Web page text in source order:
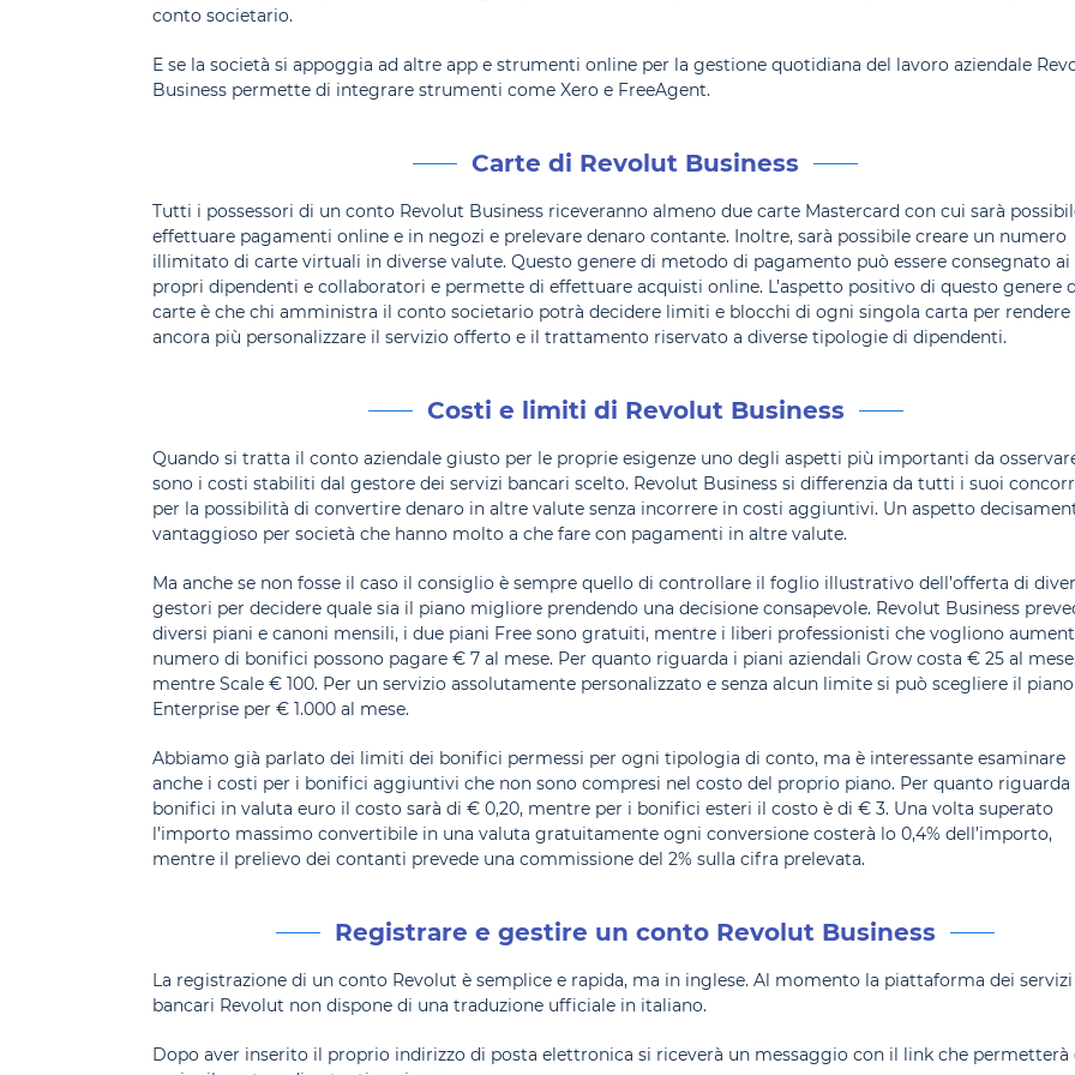
conto societario.
E se la società si appoggia ad altre app e strumenti online per la gestione quotidiana del lavoro aziendale
Business permette di integrare strumenti come Xero e FreeAgent.
Carte di Revolut Business
Tutti i possessori di un conto Revolut Business riceveranno almeno due carte Mastercard con cui sarà
effettuare pagamenti online e in negozi e prelevare denaro contante. Inoltre, sarà possibile creare un numero
illimitato di carte virtuali in diverse valute. Questo genere di metodo di pagamento può essere consegnato ai
propri dipendenti e collaboratori e permette di effettuare acquisti online. L’aspetto positivo di questo genere
carte è che chi amministra il conto societario potrà decidere limiti e blocchi di ogni singola carta per rendere
ancora più personalizzare il servizio offerto e il trattamento riservato a diverse tipologie di dipendenti.
Costi e limiti di Revolut Business
Quando si tratta il conto aziendale giusto per le proprie esigenze uno degli aspetti più importanti da
sono i costi stabiliti dal gestore dei servizi bancari scelto. Revolut Business si differenzia da tutti i suoi
per la possibilità di convertire denaro in altre valute senza incorrere in costi aggiuntivi. Un aspetto
vantaggioso per società che hanno molto a che fare con pagamenti in altre valute.
Ma anche se non fosse il caso il consiglio è sempre quello di controllare il foglio illustrativo dell’offerta di
gestori per decidere quale sia il piano migliore prendendo una decisione consapevole. Revolut Business
diversi piani e canoni mensili, i due piani Free sono gratuiti, mentre i liberi professionisti che vogliono
numero di bonifici possono pagare € 7 al mese. Per quanto riguarda i piani aziendali Grow costa € 25 al
mentre Scale € 100. Per un servizio assolutamente personalizzato e senza alcun limite si può scegliere il piano
Enterprise per € 1.000 al mese.
Abbiamo già parlato dei limiti dei bonifici permessi per ogni tipologia di conto, ma è interessante esaminare
anche i costi per i bonifici aggiuntivi che non sono compresi nel costo del proprio piano. Per quanto riguarda
bonifici in valuta euro il costo sarà di € 0,20, mentre per i bonifici esteri il costo è di € 3. Una volta superato
l’importo massimo convertibile in una valuta gratuitamente ogni conversione costerà lo 0,4% dell’importo,
mentre il prelievo dei contanti prevede una commissione del 2% sulla cifra prelevata.
Registrare e gestire un conto Revolut Business
La registrazione di un conto Revolut è semplice e rapida, ma in inglese. Al momento la piattaforma dei servizi
bancari Revolut non dispone di una traduzione ufficiale in italiano.
Dopo aver inserito il proprio indirizzo di posta elettronica si riceverà un messaggio con il link che permetterà